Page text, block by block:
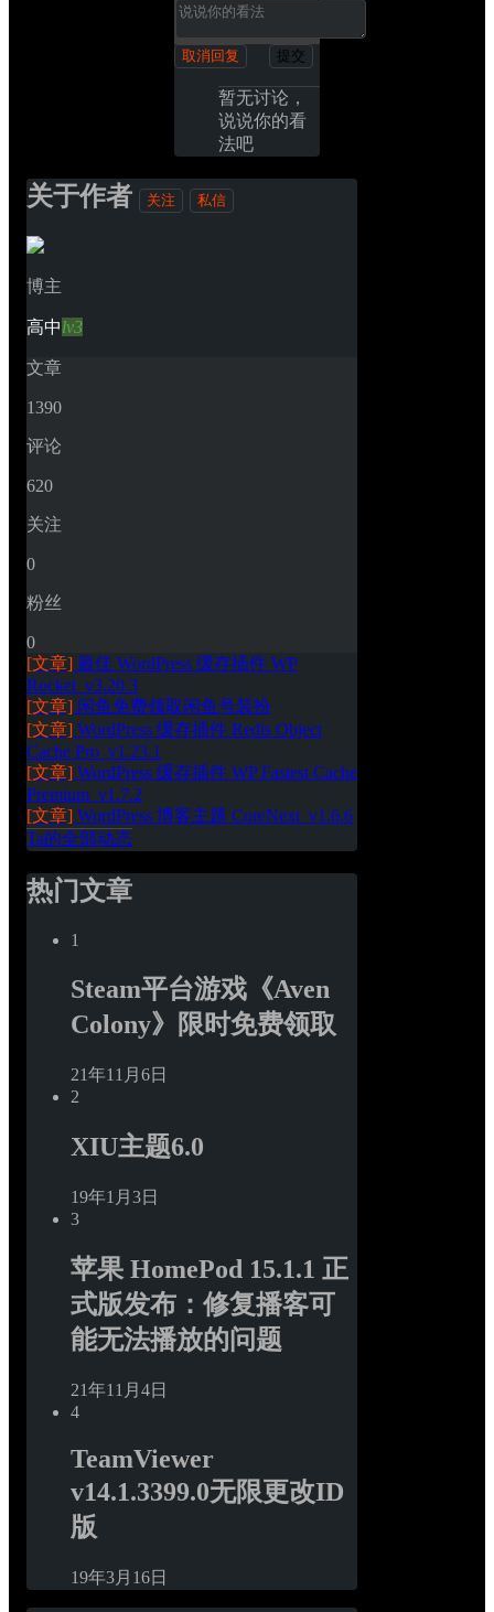
取消回复 提交
暂无讨论，
说说你的看
法吧
关于作者 关注 私信
博主
高中lv3
文章
1390
评论
620
关注
0
粉丝
0
[文章] 最佳 WordPress 缓存插件 WP
Rocket_v3.20.3
[文章] 闲鱼免费领取闲鱼号装扮
[文章] WordPress 缓存插件 Redis Object
Cache Pro_v1.23.1
[文章] WordPress 缓存插件 WP Fastest Cache
Premium_v1.7.2
[文章] WordPress 博客主题 CoreNext_v1.6.6
Ta的全部动态
热门文章
1
Steam平台游戏《Aven
Colony》限时免费领取
21年11月6日
2
XIU主题6.0
19年1月3日
3
苹果 HomePod 15.1.1 正
式版发布：修复播客可
能无法播放的问题
21年11月4日
4
TeamViewer
v14.1.3399.0无限更改ID
版
19年3月16日